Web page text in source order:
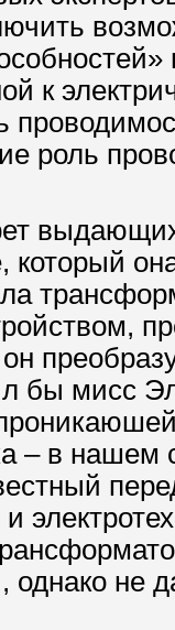
к
роль
который
бы мисс
– в
однако не